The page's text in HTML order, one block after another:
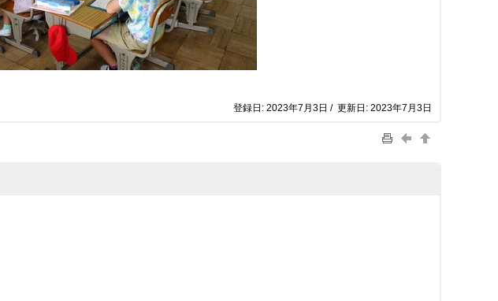
登録日: 2023年7月3日 / 更新日: 2023年7月3日